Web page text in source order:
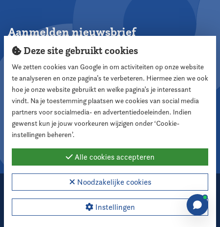
Aanmelden nieuwsbrief
Aanmelden
Volg ons
2026 Nederlandse Vereniging voor Raadsleden
Cookie instellingen
Deze site gebruikt cookies
We zetten cookies van Google in om activiteiten op onze website
te analyseren en onze pagina’s te verbeteren. Hiermee zien we ook
hoe je onze website gebruikt en welke pagina’s je interessant
vindt. Na je toestemming plaatsen we cookies van social media
partners voor socialmedia- en advertentiedoeleinden. Indien
gewenst kun je jouw voorkeuren wijzigen onder ‘Cookie-
instellingen beheren’.
Alle cookies accepteren
Noodzakelijke cookies
Instellingen